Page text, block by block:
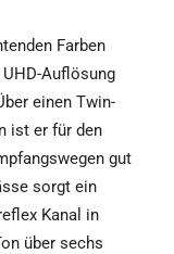
Farben
Auflösung
einen Twin-
ist er für den
gut
sorgt ein
Kanal in
über sechs